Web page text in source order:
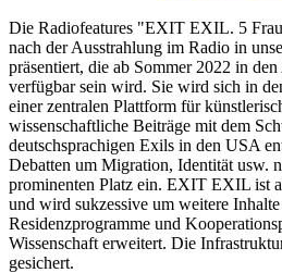
Die Radiofeatures "EXIT EXIL. 5
nach der Ausstrahlung im Radio in
präsentiert, die ab Sommer 2022 in
verfügbar sein wird. Sie wird sich in
einer zentralen Plattform für
wissenschaftliche Beiträge mit dem
deutschsprachigen Exils in den USA
Debatten um Migration, Identität usw.
prominenten Platz ein. EXIT EXIL ist
und wird sukzessive um weitere
Residenzprogramme und
Wissenschaft erweitert. Die
gesichert.